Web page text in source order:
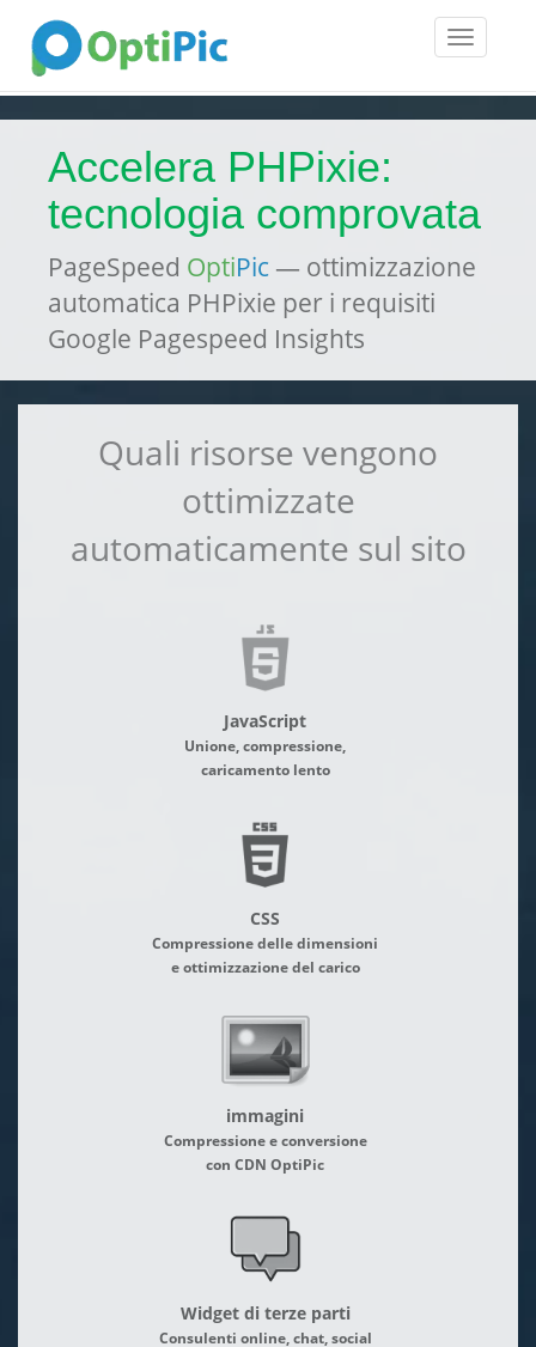
Toggle
Accelera PHPixie:
tecnologia comprovata
PageSpeed OptiPic — ottimizzazione
automatica PHPixie per i requisiti
Google Pagespeed Insights
Quali risorse vengono
ottimizzate
automaticamente sul sito
JavaScript
Unione, compressione,
caricamento lento
CSS
Compressione delle dimensioni
e ottimizzazione del carico
immagini
Compressione e conversione
con CDN OptiPic
Widget di terze parti
Consulenti online, chat, social